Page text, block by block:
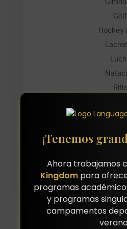
Golf
Hockey
Rifle
¡Tenemos
Ahora trabajamos
Kingdompara
programas
y programas
campamentos